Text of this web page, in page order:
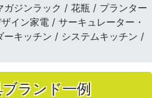
ガジンラック / 花瓶 / プランター
イン家電 / サーキュレーター・
キッチン / システムキッチン /
ランド一例